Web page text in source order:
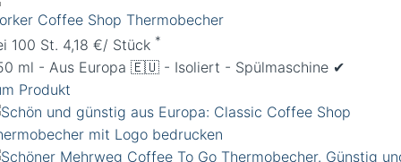
Coffee Shop Thermobecher
100 St. 4,18 €/ Stück *
ml - Aus Europa 🇪🇺 - Isoliert - Spülmaschine ✔︎
Produkt